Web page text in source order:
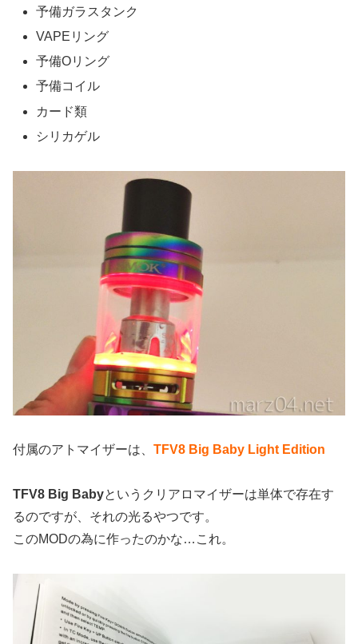
予備ガラスタンク
VAPEリング
予備Oリング
予備コイル
カード類
シリカゲル
付属のアトマイザーは、 TFV8 Big Baby Light Edition
TFV8 Big Babyというクリアロマイザーは単体で存在す
るのですが、それの光るやつです。
このMODの為に作ったのかな…これ。